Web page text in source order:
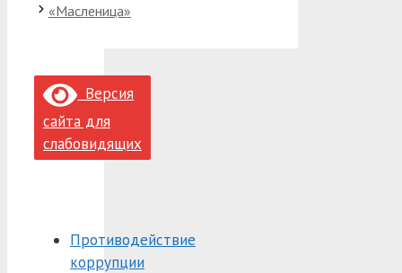
«Масленица»
Версия
сайта для
слабовидящих
Противодействие
коррупции